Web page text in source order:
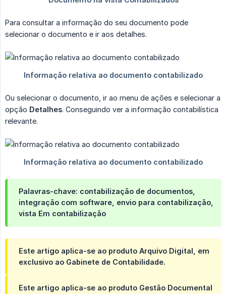
Para consultar a informação do seu documento pode
selecionar o documento e ir aos detalhes.
Ou selecionar o documento, ir ao menu de ações e selecionar a
opção Detalhes. Conseguindo ver a informação contabilística
relevante.
Palavras-chave: contabilização de documentos,
integração com software, envio para contabilização,
vista Em contabilização
Este artigo aplica-se ao produto Arquivo Digital, em
exclusivo ao Gabinete de Contabilidade.
Este artigo aplica-se ao produto Gestão Documental